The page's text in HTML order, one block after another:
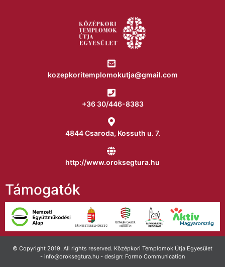
kozepkoritemplomokutja@gmail.com
+36 30/446-8383
4844 Csaroda, Kossuth u. 7.
http://www.oroksegtura.hu
Támogatók
© Copyright 2019. All rights reserved. Középkori Templomok Útja Egyesület
- info@oroksegtura.hu - design: Formo Communication